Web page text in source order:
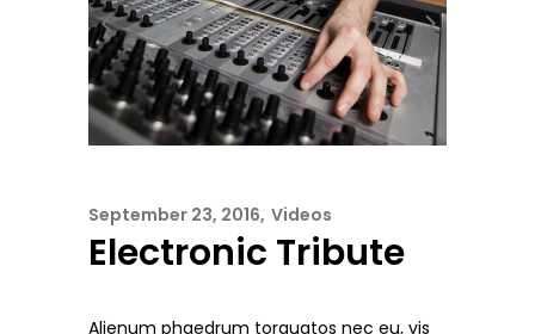
September 23, 2016 Videos
Electronic Tribute
Alienum phaedrum torquatos nec eu, vis